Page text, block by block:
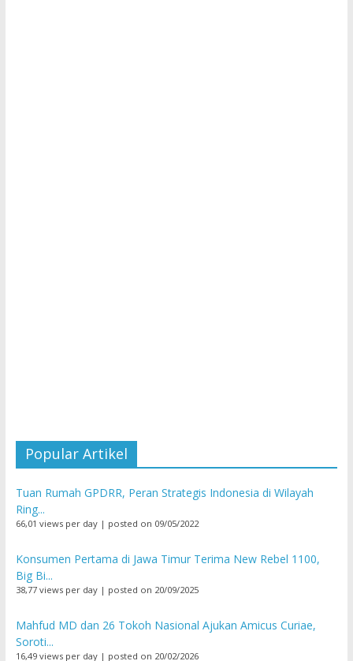
Popular Artikel
Tuan Rumah GPDRR, Peran Strategis Indonesia di Wilayah
Ring...
66,01 views per day| posted on 09/05/2022
Konsumen Pertama di Jawa Timur Terima New Rebel 1100,
Big Bi...
38,77 views per day| posted on 20/09/2025
Mahfud MD dan 26 Tokoh Nasional Ajukan Amicus Curiae,
Soroti...
16,49 views per day| posted on 20/02/2026